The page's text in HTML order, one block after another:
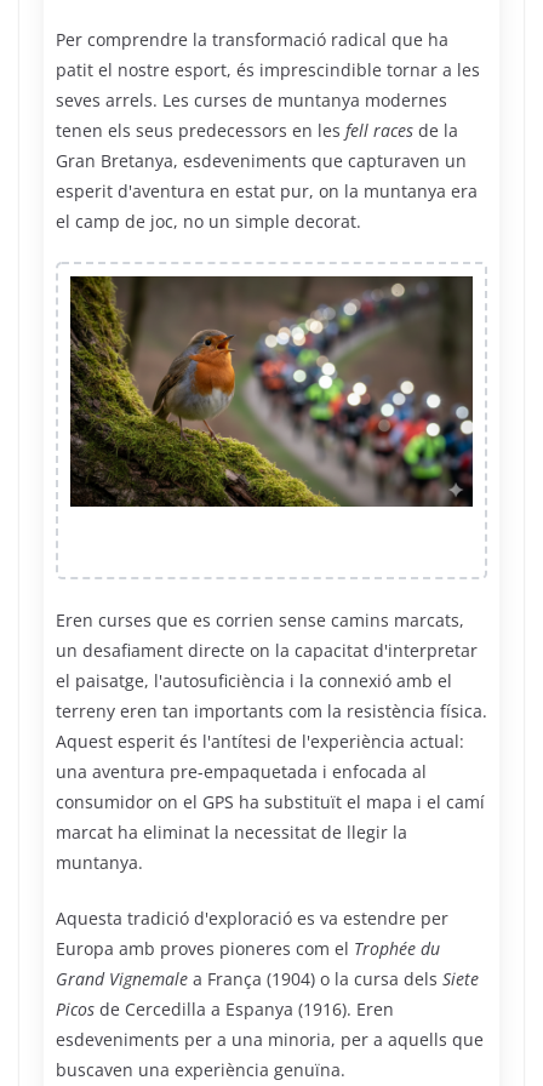
Per comprendre la transformació radical que ha
patit el nostre esport, és imprescindible tornar a les
seves arrels. Les curses de muntanya modernes
tenen els seus predecessors en les fell races de la
Gran Bretanya, esdeveniments que capturaven un
esperit d'aventura en estat pur, on la muntanya era
el camp de joc, no un simple decorat.
Eren curses que es corrien sense camins marcats,
un desafiament directe on la capacitat d'interpretar
el paisatge, l'autosuficiència i la connexió amb el
terreny eren tan importants com la resistència física.
Aquest esperit és l'antítesi de l'experiència actual:
una aventura pre-empaquetada i enfocada al
consumidor on el GPS ha substituït el mapa i el camí
marcat ha eliminat la necessitat de llegir la
muntanya.
Aquesta tradició d'exploració es va estendre per
Europa amb proves pioneres com el Trophée du
Grand Vignemale a França (1904) o la cursa dels Siete
Picos de Cercedilla a Espanya (1916). Eren
esdeveniments per a una minoria, per a aquells que
buscaven una experiència genuïna.